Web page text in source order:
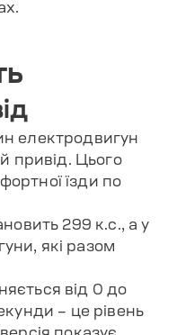
електродвигун
привід. Цього
їзди по
299 к.с., а у
які разом
від 0 до
– це рівень